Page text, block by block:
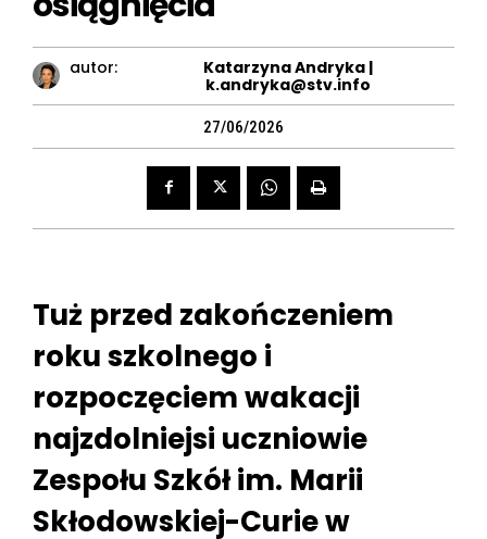
autor:
Katarzyna Andryka |
k.andryka@stv.info
27/06/2026
Tuż przed zakończeniem
roku szkolnego i
rozpoczęciem wakacji
najzdolniejsi uczniowie
Zespołu Szkół im. Marii
Skłodowskiej-Curie w